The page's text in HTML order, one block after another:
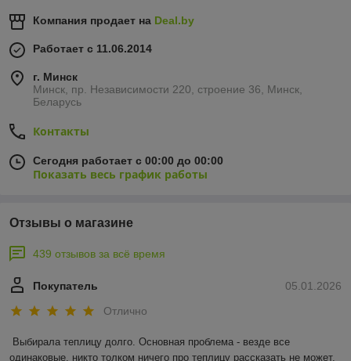
Компания продает на Deal.by
Работает с 11.06.2014
г. Минск
Минск, пр. Независимости 220, строение 36, Минск,
Беларусь
Контакты
Сегодня работает с 00:00 до 00:00
Показать весь график работы
Отзывы о магазине
439 отзывов за всё время
05.01.2026
Покупатель
Отлично
Выбирала теплицу долго. Основная проблема - везде все
одинаковые, никто толком ничего про теплицу рассказать не может.